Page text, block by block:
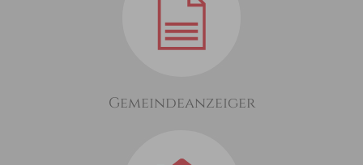
Gemeindeanzeiger